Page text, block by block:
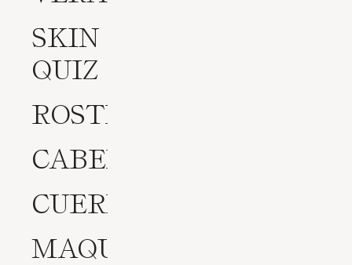
SKIN
QUIZ
ROSTRO
CABELLO
CUERPO
MAQUILLAJE